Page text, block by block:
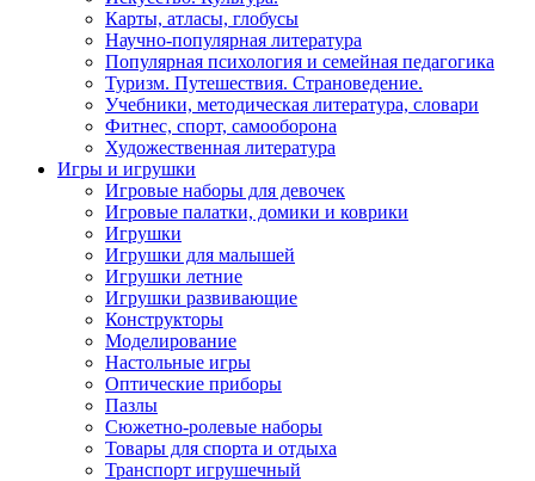
Карты, атласы, глобусы
Научно-популярная литература
Популярная психология и семейная педагогика
Туризм. Путешествия. Страноведение.
Учебники, методическая литература, словари
Фитнес, спорт, самооборона
Художественная литература
Игры и игрушки
Игровые наборы для девочек
Игровые палатки, домики и коврики
Игрушки
Игрушки для малышей
Игрушки летние
Игрушки развивающие
Конструкторы
Моделирование
Настольные игры
Оптические приборы
Пазлы
Сюжетно-ролевые наборы
Товары для спорта и отдыха
Транспорт игрушечный